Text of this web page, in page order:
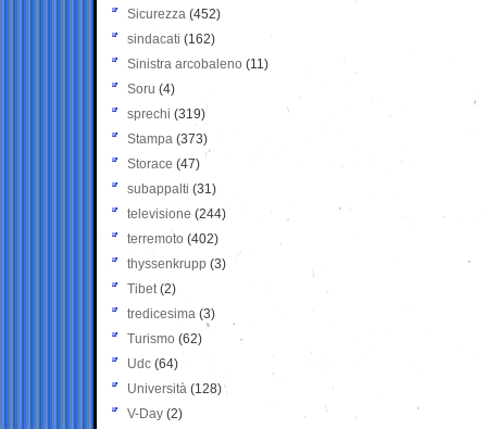
Sicurezza (452)
sindacati (162)
Sinistra arcobaleno (11)
Soru (4)
sprechi (319)
Stampa (373)
Storace (47)
subappalti (31)
televisione(244)
terremoto (402)
thyssenkrupp (3)
Tibet(2)
tredicesima (3)
Turismo (62)
Udc (64)
Università (128)
V-Day (2)